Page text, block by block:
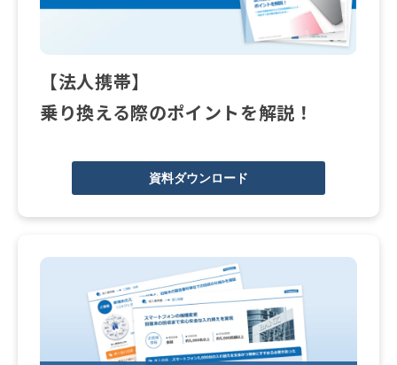
【法人携帯】
乗り換える際のポイントを解説！
資料ダウンロード